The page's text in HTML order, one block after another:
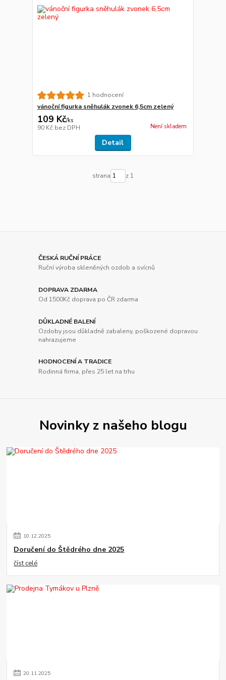
1 hodnocení
vánoční figurka sněhulák zvonek 6,5cm zelený
109 Kč/ks
90 Kč bez DPH Není skladem
Detail
strana z 1
ČESKÁ RUČNÍ PRÁCE
Ruční výroba skleněných ozdob a svícnů
DOPRAVA ZDARMA
Od 1500Kč doprava po ČR zdarma
DŮKLADNÉ BALENÍ
Ozdoby jsou důkladně zabaleny, poškozené dopravou
nahrazujeme
HODNOCENÍ A TRADICE
Rodinná firma, přes 25 let na trhu
Novinky z našeho blogu
10.12.2025
Doručení do Štědrého dne 2025
číst celé
20.11.2025